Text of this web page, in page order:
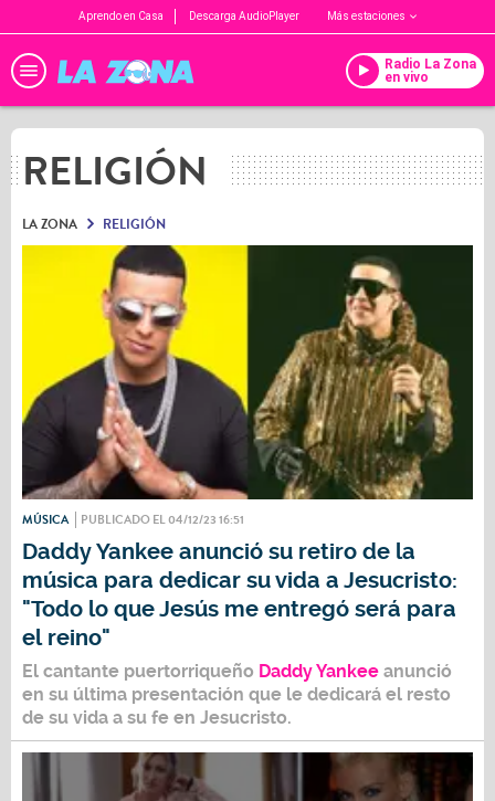
Aprendo en Casa Descarga AudioPlayer Más estaciones
Radio La Zona
en vivo
RELIGIÓN
LA ZONA RELIGIÓN
MÚSICA PUBLICADO EL 04/12/23 16:51
Daddy Yankee anunció su retiro de la
música para dedicar su vida a Jesucristo:
"Todo lo que Jesús me entregó será para
el reino"
El cantante puertorriqueño Daddy Yankee anunció
en su última presentación que le dedicará el resto
de su vida a su fe en Jesucristo.